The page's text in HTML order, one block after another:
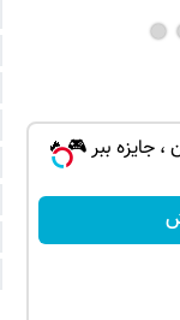
جایزه ببر 🎮🔥